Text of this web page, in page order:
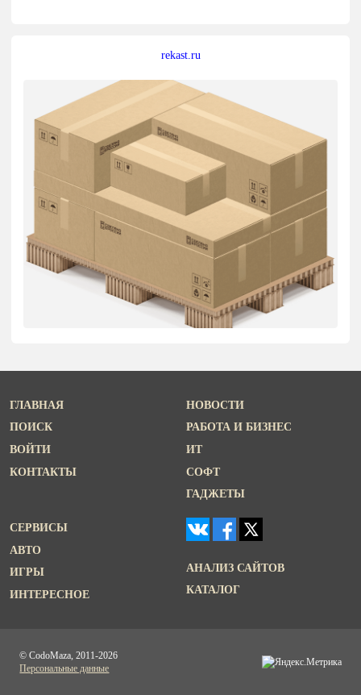
rekast.ru
ГЛАВНАЯ
ПОИСК
ВОЙТИ
КОНТАКТЫ
НОВОСТИ
РАБОТА И БИЗНЕС
ИТ
СОФТ
ГАДЖЕТЫ
СЕРВИСЫ
АВТО
ИГРЫ
ИНТЕРЕСНОЕ
АНАЛИЗ САЙТОВ
КАТАЛОГ
© CodoMaza, 2011-2026
Персональные данные